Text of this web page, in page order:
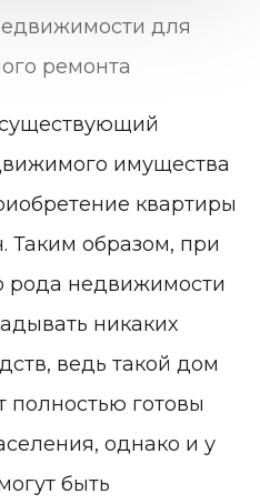
для
ремонта
имущества
квартиры
образом, при
рода недвижимости
никаких
ведь такой дом
полностью готовы
однако и у
быть